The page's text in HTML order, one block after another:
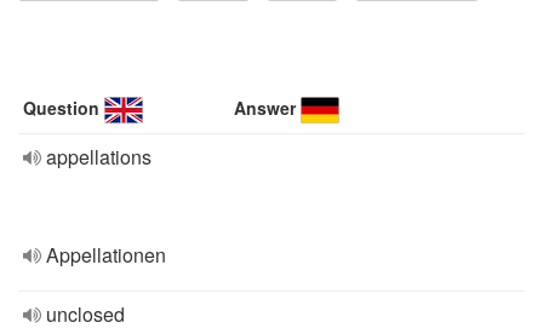
Question Answer
appellations
Appellationen
unclosed